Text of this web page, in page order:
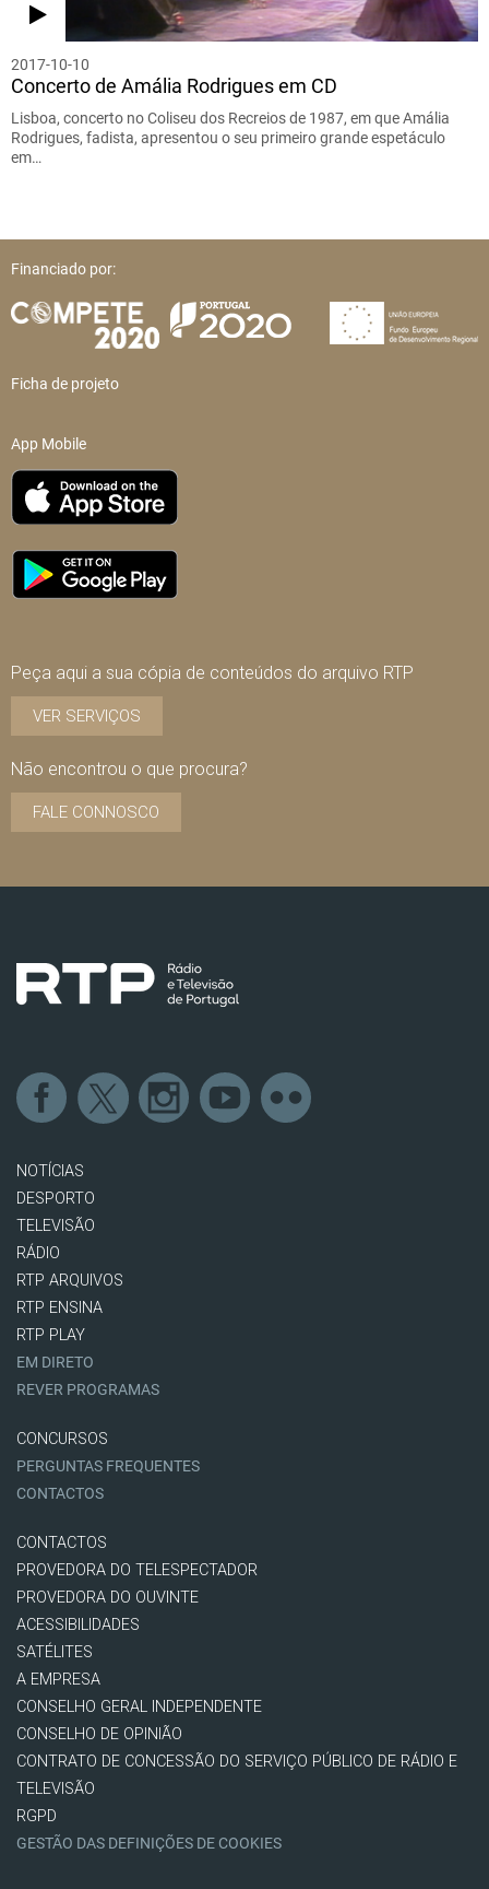
2017-10-10
Concerto de Amália Rodrigues em CD
Lisboa, concerto no Coliseu dos Recreios de 1987, em que Amália
Rodrigues, fadista, apresentou o seu primeiro grande espetáculo
em…
Financiado por:
Ficha de projeto
App Mobile
Peça aqui a sua cópia de conteúdos do arquivo RTP
VER SERVIÇOS
Não encontrou o que procura?
FALE CONNOSCO
NOTÍCIAS
DESPORTO
TELEVISÃO
RÁDIO
RTP ARQUIVOS
RTP ENSINA
RTP PLAY
EM DIRETO
REVER PROGRAMAS
CONCURSOS
PERGUNTAS FREQUENTES
CONTACTOS
CONTACTOS
PROVEDORA DO TELESPECTADOR
PROVEDORA DO OUVINTE
ACESSIBILIDADES
SATÉLITES
A EMPRESA
CONSELHO GERAL INDEPENDENTE
CONSELHO DE OPINIÃO
CONTRATO DE CONCESSÃO DO SERVIÇO PÚBLICO DE RÁDIO E
TELEVISÃO
RGPD
GESTÃO DAS DEFINIÇÕES DE COOKIES